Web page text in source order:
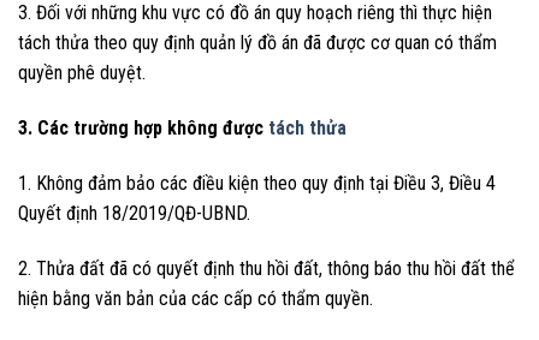
3. Đối với những khu vực có đồ án quy hoạch riêng thì thực hiện
tách thửa theo quy định quản lý đồ án đã được cơ quan có thẩm
quyền phê duyệt.
3. Các trường hợp không được tách thửa
1. Không đảm bảo các điều kiện theo quy định tại Điều 3, Điều 4
Quyết định 18/2019/QĐ-UBND.
2. Thửa đất đã có quyết định thu hồi đất, thông báo thu hồi đất thể
hiện bằng văn bản của các cấp có thẩm quyền.